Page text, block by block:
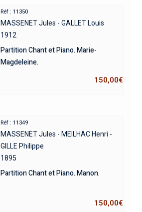
Réf : 11350
MASSENET Jules - GALLET Louis
1912
Partition Chant et Piano. Marie-
Magdeleine.
150,00€
Réf : 11349
MASSENET Jules - MEILHAC Henri -
GILLE Philippe
1895
Partition Chant et Piano. Manon.
150,00€